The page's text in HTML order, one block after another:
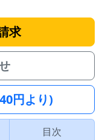
求
円より)
目次